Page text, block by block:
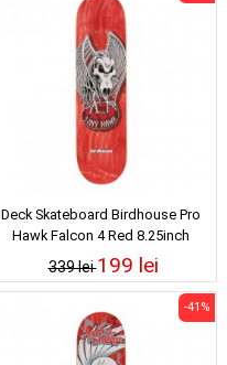
Deck Skateboard Birdhouse Pro
Hawk Falcon 4 Red 8.25inch
339 lei199 lei
-41%